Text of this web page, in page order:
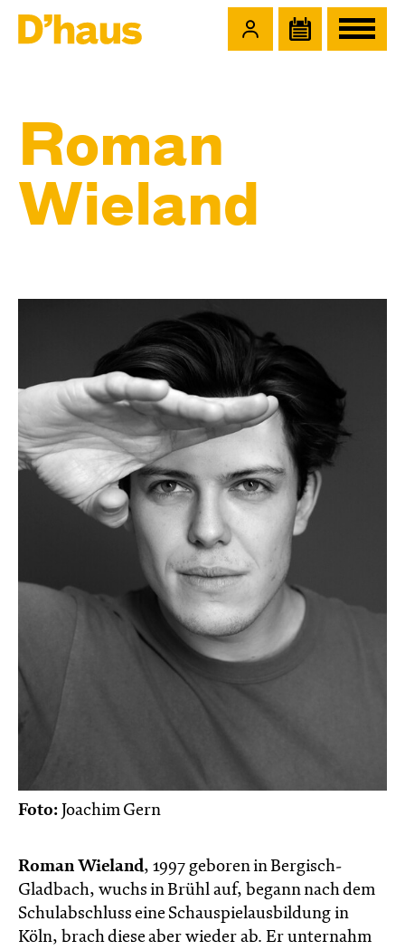
Roman
Wieland
Foto: Joachim Gern
Roman Wieland, 1997 geboren in Bergisch-
Gladbach, wuchs in Brühl auf, begann nach dem
Schulabschluss eine Schauspielausbildung in
Köln, brach diese aber wieder ab. Er unternahm